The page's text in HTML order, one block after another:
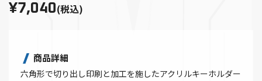
¥7,040(税込)
商品詳細
六角形で切り出し印刷と加工を施したアクリルキーホルダー